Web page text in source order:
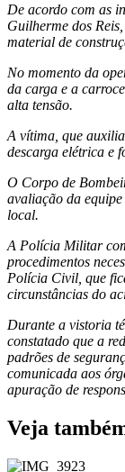
De acordo com as
Guilherme dos
material de
No momento da
da carga e a
alta tensão.
A vítima, que
descarga elétrica e
O Corpo de
avaliação da
local.
A Polícia Militar
procedimentos
Polícia Civil, que
circunstâncias do
Durante a vistoria
constatado que a
padrões de
comunicada aos
apuração de
Veja